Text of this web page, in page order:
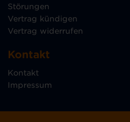
Störungen
Vertrag kündigen
Vertrag widerrufen
Kontakt
Kontakt
Impressum